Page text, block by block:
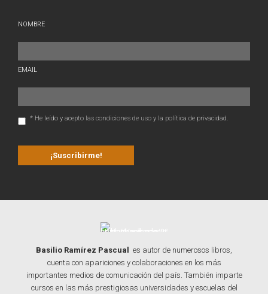
NOMBRE
EMAIL
* He leído y acepto las condiciones de uso y la política de privacidad.
Basilio Ramírez Pascual es autor de numerosos libros,
cuenta con apariciones y colaboraciones en los más
importantes medios de comunicación del país. También imparte
cursos en las más prestigiosas universidades y escuelas del